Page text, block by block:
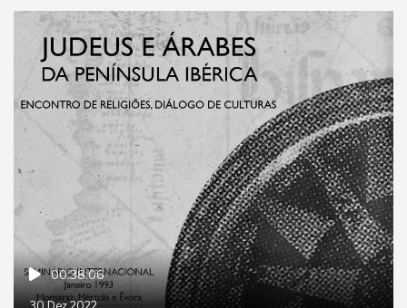
00:38:06